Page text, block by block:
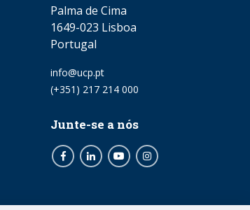
Palma de Cima
1649-023 Lisboa
Portugal
Email
info@ucp.pt
Phone
(+351) 217 214 000
Junte-se a nós
FacebookLinkedInYoutubeInstagram